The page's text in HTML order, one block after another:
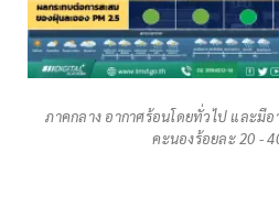
ภาคกลาง อากาศร้อนโดยทั่วไป และมี
คะนองร้อยละ 20 -